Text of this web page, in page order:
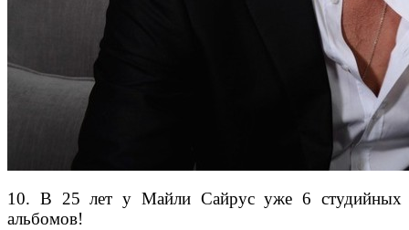
10. В 25 лет у Майли Сайрус уже 6 студийных
альбомов!